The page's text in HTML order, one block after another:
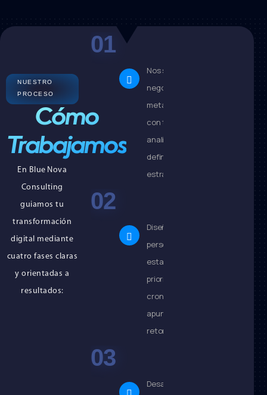
NUESTRO
PROCESO
Cómo
Trabajamos
En Blue Nova
Consulting
guiamos tu
transformación
digital mediante
cuatro fases claras
y orientadas a
resultados:
Nos sumergimos en tu
negocio: procesos,
metas y retos. Hablamos
con tu equipo y
analizamos datos para
definir la dirección
estratégica.
Diseñamos un roadmap
personalizado:
establecemos
prioridades, recursos y
cronograma. Cada acción
apunta a maximizar tu
retorno de inversión.
Desarrollamos e integramos: